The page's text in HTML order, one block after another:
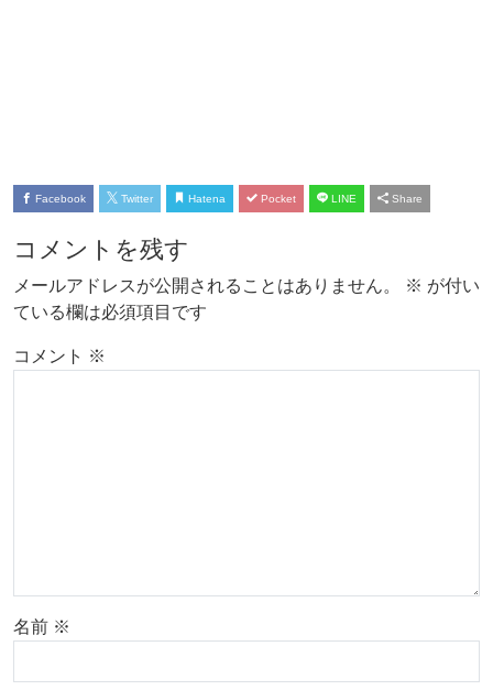
Facebook Twitter Hatena Pocket LINE Share
コメントを残す
メールアドレスが公開されることはありません。 ※ が付い
ている欄は必須項目です
コメント ※
名前 ※